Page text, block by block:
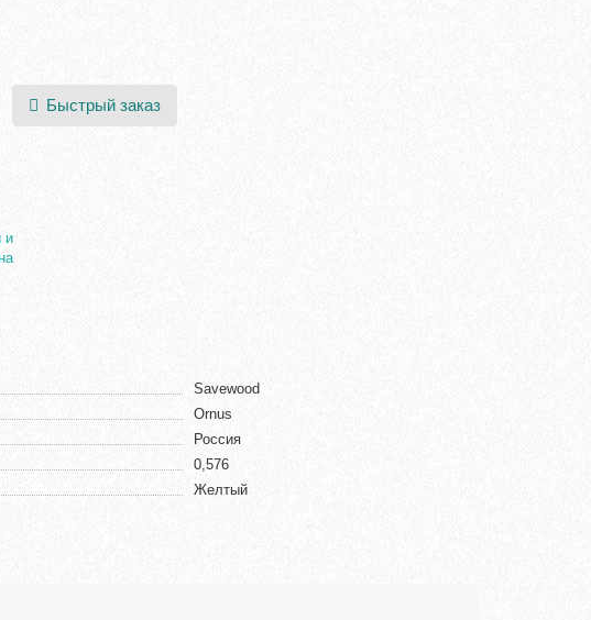
Быстрый заказ
Savewood
Ornus
Россия
0,576
Желтый